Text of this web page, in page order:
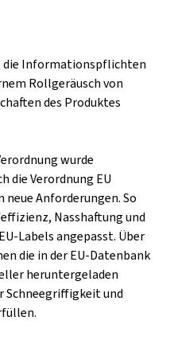
die Informationspflichten
Rollgeräusch von
des Produktes
wurde
die Verordnung EU
Anforderungen. So
Nasshaftung und
Labels angepasst. Über
die in der EU-Datenbank
heruntergeladen
Schneegriffigkeit und